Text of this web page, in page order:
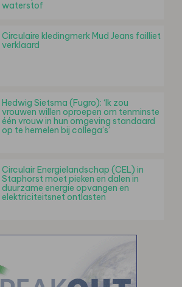
waterstof
Circulaire kledingmerk Mud Jeans failliet
verklaard
Hedwig Sietsma (Fugro): ‘Ik zou
vrouwen willen oproepen om tenminste
één vrouw in hun omgeving standaard
op te hemelen bij collega’s’
Circulair Energielandschap (CEL) in
Staphorst moet pieken en dalen in
duurzame energie opvangen en
elektriciteitsnet ontlasten